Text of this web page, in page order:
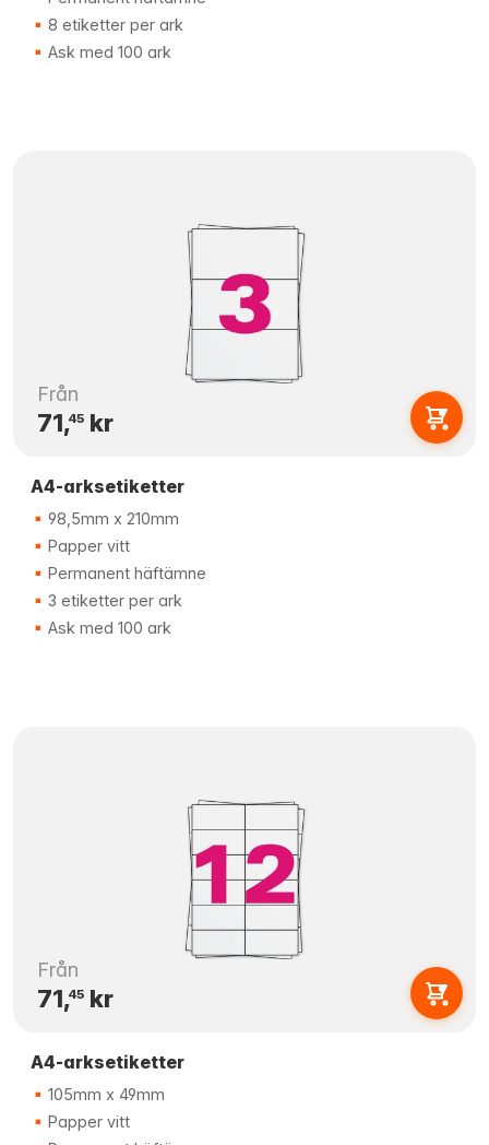
8 etiketter per ark
Ask med 100 ark
Från
71,45kr
A4-arksetiketter
98,5mm x 210mm
Papper vitt
Permanent häftämne
3 etiketter per ark
Ask med 100 ark
Från
71,45kr
A4-arksetiketter
105mm x 49mm
Papper vitt